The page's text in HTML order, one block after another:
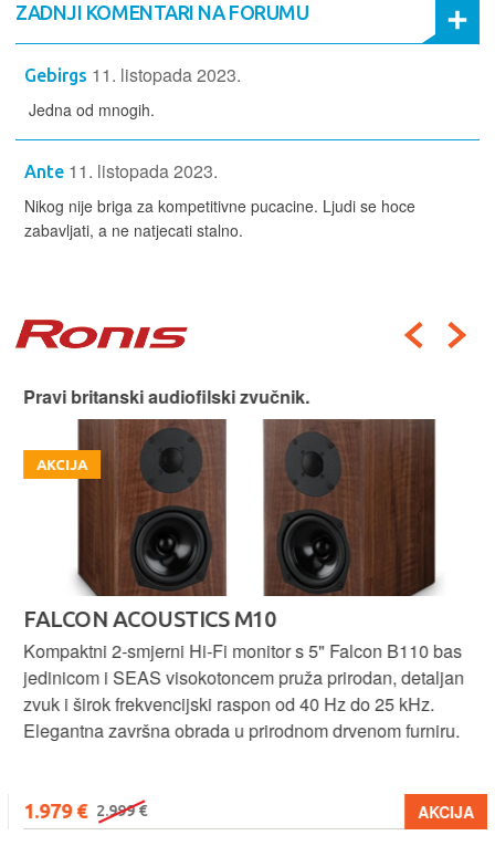
ZADNJI KOMENTARI NA FORUMU
Gebirgs 11. listopada 2023.
Jedna od mnogih.
Ante 11. listopada 2023.
Nikog nije briga za kompetitivne pucacine. Ljudi se hoce
zabavljati, a ne natjecati stalno.
Pravi britanski audiofilski zvučnik.
AKCIJA
FALCON ACOUSTICS M10
Kompaktni 2-smjerni Hi-Fi monitor s 5" Falcon B110 bas
jedinicom i SEAS visokotoncem pruža prirodan, detaljan
zvuk i širok frekvencijski raspon od 40 Hz do 25 kHz.
Elegantna završna obrada u prirodnom drvenom furniru.
1.979 € 2.999 € AKCIJA